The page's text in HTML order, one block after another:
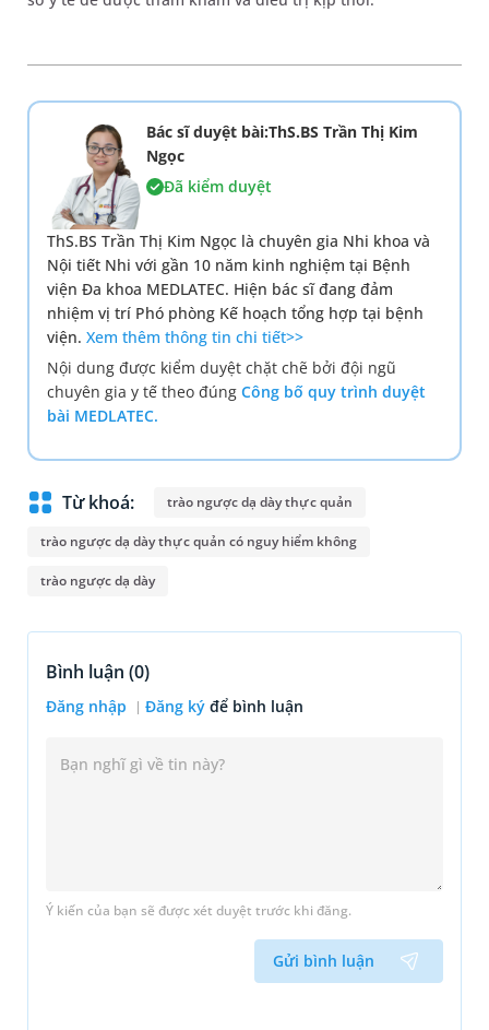
Bác sĩ duyệt bài:ThS.BS Trần Thị Kim
Ngọc
Đã kiểm duyệt
ThS.BS Trần Thị Kim Ngọc là chuyên gia Nhi khoa và
Nội tiết Nhi với gần 10 năm kinh nghiệm tại Bệnh
viện Đa khoa MEDLATEC. Hiện bác sĩ đang đảm
nhiệm vị trí Phó phòng Kế hoạch tổng hợp tại bệnh
viện. Xem thêm thông tin chi tiết>>
Nội dung được kiểm duyệt chặt chẽ bởi đội ngũ
chuyên gia y tế theo đúng Công bố quy trình duyệt
bài MEDLATEC.
Từ khoá: trào ngược dạ dày thực quản
trào ngược dạ dày thực quản có nguy hiểm không
trào ngược dạ dày
Bình luận (0)
Đăng nhập Đăng ký để bình luận
Ý kiến của bạn sẽ được xét duyệt trước khi đăng.
Gửi bình luận